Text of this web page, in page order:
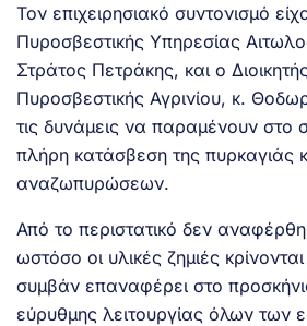
Τον επιχειρησιακό συντονισμό
Πυροσβεστικής Υπηρεσίας
Στράτος Πετράκης, και ο
Πυροσβεστικής Αγρινίου, κ.
τις δυνάμεις να παραμένουν στο
πλήρη κατάσβεση της πυρκαγιάς
αναζωπυρώσεων.
Από το περιστατικό δεν
ωστόσο οι υλικές ζημιές
συμβάν επαναφέρει στο
εύρυθμης λειτουργίας όλων των